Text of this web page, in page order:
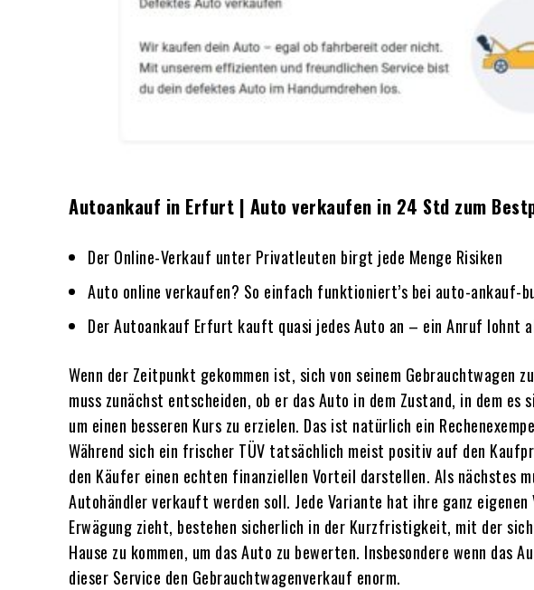
Autoankauf in Erfurt | Auto verkaufen in 24 Std zum
Der Online-Verkauf unter Privatleuten birgt jede Menge Risiken
Auto online verkaufen? So einfach funktioniert’s bei auto-ankauf-
Der Autoankauf Erfurt kauft quasi jedes Auto an – ein Anruf lohnt
Wenn der Zeitpunkt gekommen ist, sich von seinem
muss zunächst entscheiden, ob er das Auto in dem Zustand, in dem
um einen besseren Kurs zu erzielen. Das ist natürlich ein
Während sich ein frischer TÜV tatsächlich meist positiv auf den
den Käufer einen echten finanziellen Vorteil darstellen. Als nächstes
Autohändler verkauft werden soll. Jede Variante hat ihre ganz
Erwägung zieht, bestehen sicherlich in der Kurzfristigkeit, mit der
Hause zu kommen, um das Auto zu bewerten. Insbesondere wenn
dieser Service den Gebrauchtwagenverkauf enorm.